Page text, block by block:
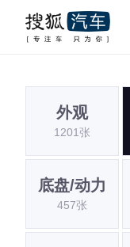
外观
1201张
底盘/动力
457张